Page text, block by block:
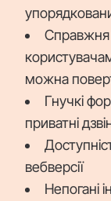
Справжня
можна
Гнучкі
приватні
вебверсії
Непогані